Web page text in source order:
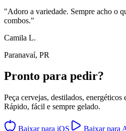
"Adoro a variedade. Sempre acho o
combos."
Camila L.
Paranavaí, PR
Pronto para pedir?
Peça cervejas, destilados,
Rápido, fácil e sempre gelado.
Baixar para iOS
Baixar para